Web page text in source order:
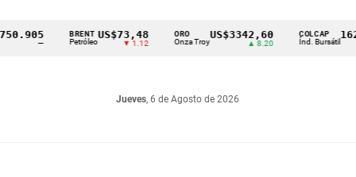
BRENT
Petróleo
US$73,48
▼ 1.12 Onza Troy
US$3342,60
▲ 8.20
COLCAP
Índ. Bursátil
Jueves, 6 de Agosto de 2026